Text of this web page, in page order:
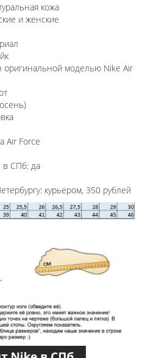
кожа
и женские
оригинальной моделью Nike Air
Air Force
в СПб: да
курьером, 350 рублей